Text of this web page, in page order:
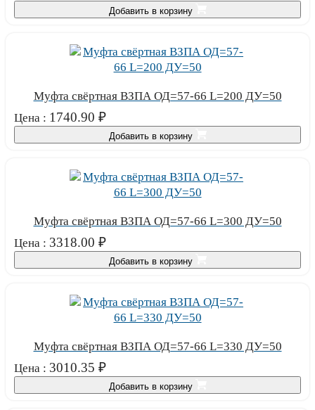
Добавить в корзину
Муфта свёртная ВЗПА ОД=57-66 L=200 ДУ=50
Цена : 1740.90 ₽
Добавить в корзину
Муфта свёртная ВЗПА ОД=57-66 L=300 ДУ=50
Цена : 3318.00 ₽
Добавить в корзину
Муфта свёртная ВЗПА ОД=57-66 L=330 ДУ=50
Цена : 3010.35 ₽
Добавить в корзину